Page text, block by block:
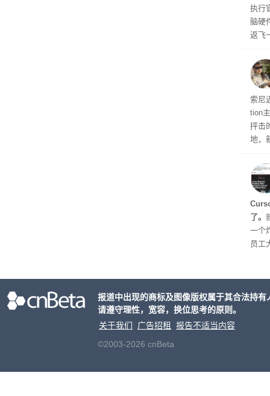
执行
脑硬
返飞
意
非好
义
索尼
tion
抨击
地，
了。
一个
员工
个品
报道中出现的商标及图像版权属于其合法持
请遵守理性，宽容，换位思考的原则。
关于我们
广告招租
报告不适当内容
©2003-2026 cnBeta